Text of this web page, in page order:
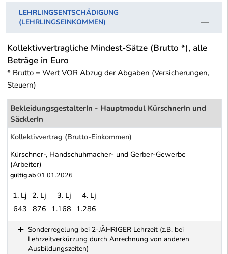
LEHRLINGSENTSCHÄDIGUNG
(LEHRLINGSEINKOMMEN)
Kollektivvertragliche Mindest-Sätze (Brutto *), alle
Beträge in Euro
* Brutto = Wert VOR Abzug der Abgaben (Versicherungen,
Steuern)
BekleidungsgestalterIn - Hauptmodul KürschnerIn und
SäcklerIn
Kollektivvertrag (Brutto-Einkommen)
Kürschner-, Handschuhmacher- und Gerber-Gewerbe
(Arbeiter)
gültig ab01.01.2026
1. Lj 2. Lj 3. Lj
4. Lj
643 876 1.168 1.286
Sonderregelung bei 2-JÄHRIGER Lehrzeit (z.B. bei
Lehrzeitverkürzung durch Anrechnung von anderen
Ausbildungszeiten)